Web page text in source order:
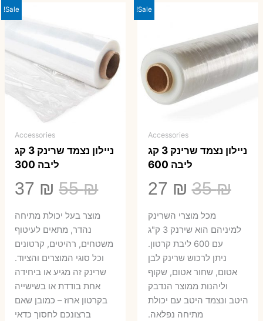
Sale!
Accessories
ניילון נצמד שרינק 3 קג
ליבה 600
35₪
המחיר
המקורי
היה:
35 ₪.
27 ₪
הנוכחי
הוא:
מכל מוצרי השרינק
למיניהם הוא שירנק 3 ק"ג
עם 600 ליבת קרטון.
ניתן לרכוש שרינק לבן
אטום, שחור אטום, שקוף
וליהנות ממוצר הנדבק
היטב ונצמד היטב עם יכולת
מתיחה נפלאה.
Sale!
Accessories
ניילון נצמד שרינק 3 קג
ליבה 300
55₪
המחיר
המקורי
היה:
55 ₪.
37 ₪
₪.
מוצר בעל יכולת מתיחה
נהדר, מתאים לעיטוף
משטחים, רהיטים, קרטונים
וכל סוגי המוצרים והציוד.
שרינק זה מגיע או ביחידה
אחת בודדת או בשישייה
בקרטון ארוז – כמובן שאם
ברצונכם לחסוך כדאי